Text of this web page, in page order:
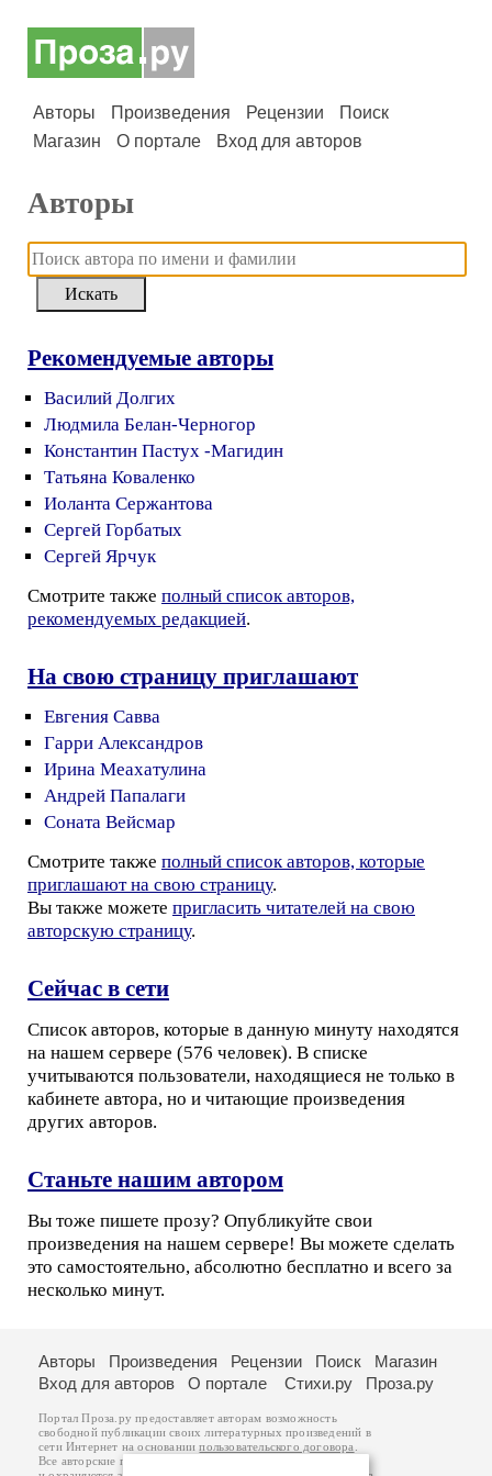
Авторы Произведения Рецензии
Поиск
Магазин
О портале Вход для авторов
Авторы
Рекомендуемые авторы
Василий Долгих
Людмила Белан-Черногор
Константин Пастух -Магидин
Татьяна Коваленко
Иоланта Сержантова
Сергей Горбатых
Сергей Ярчук
Смотрите также полный список авторов,
рекомендуемых редакцией.
На свою страницу приглашают
Евгения Савва
Гарри Александров
Ирина Меахатулина
Андрей Папалаги
Соната Вейсмар
Смотрите также полный список авторов, которые
приглашают на свою страницу.
Вы также можете пригласить читателей на свою
авторскую страницу.
Сейчас в сети
Список авторов, которые в данную минуту находятся
на нашем сервере (576 человек). В списке
учитываются пользователи, находящиеся не только в
кабинете автора, но и читающие произведения
других авторов.
Станьте нашим автором
Вы тоже пишете прозу? Опубликуйте свои
произведения на нашем сервере! Вы можете сделать
это самостоятельно, абсолютно бесплатно и всего за
несколько минут.
Авторы Произведения Рецензии Поиск
Магазин
Вход для авторов
О портале Стихи.ру Проза.ру
Портал Проза.ру предоставляет авторам возможность
свободной публикации своих литературных произведений в
сети Интернет на основаниипользовательского договора
Все авторские права на произведения принадлежат авторам